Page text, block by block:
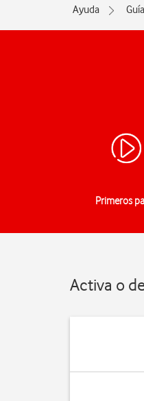
Ayuda
Primeros
Activa o